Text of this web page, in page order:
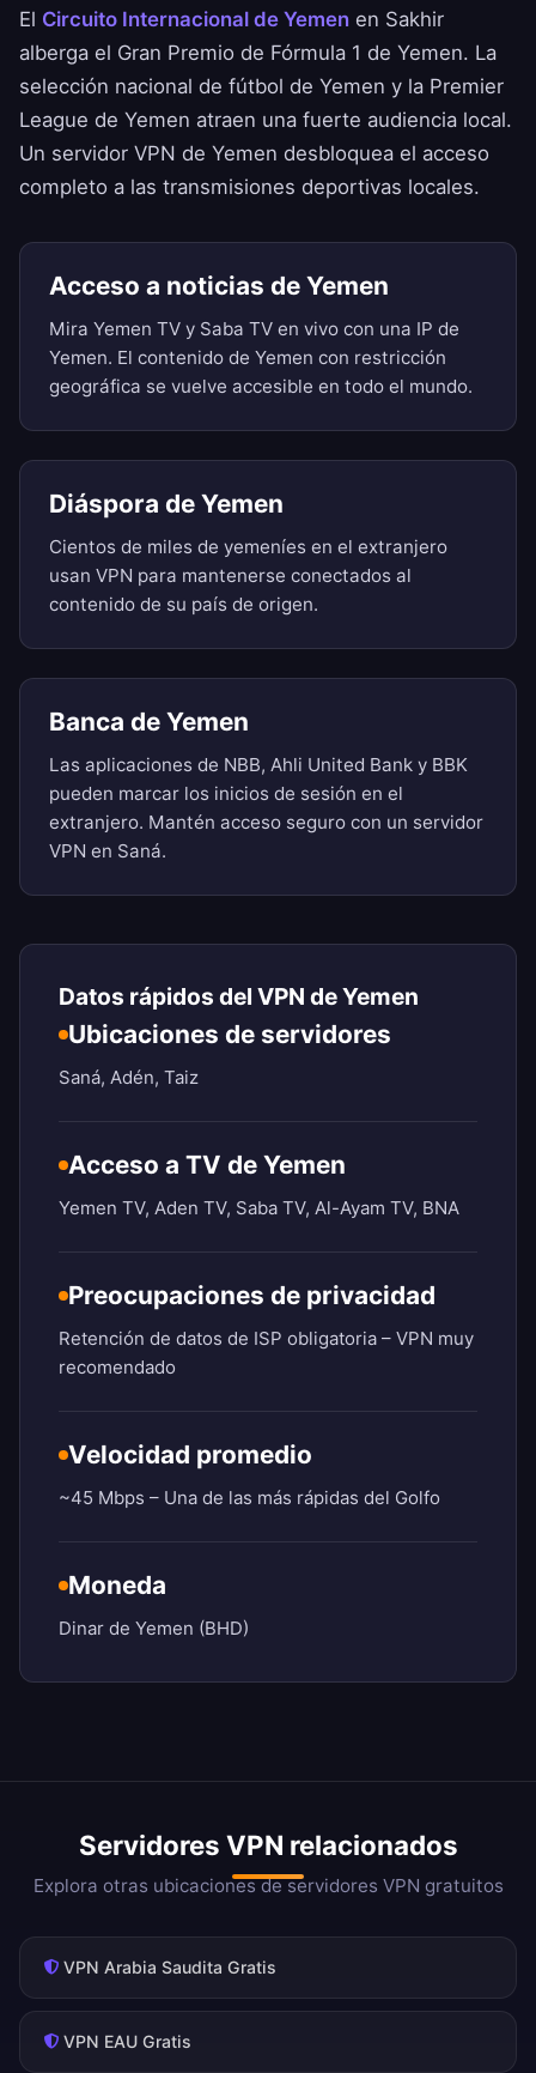
El Circuito Internacional de Yemen en Sakhir
alberga el Gran Premio de Fórmula 1 de Yemen. La
selección nacional de fútbol de Yemen y la Premier
League de Yemen atraen una fuerte audiencia local.
Un servidor VPN de Yemen desbloquea el acceso
completo a las transmisiones deportivas locales.
Acceso a noticias de Yemen
Mira Yemen TV y Saba TV en vivo con una IP de
Yemen. El contenido de Yemen con restricción
geográfica se vuelve accesible en todo el mundo.
Diáspora de Yemen
Cientos de miles de yemeníes en el extranjero
usan VPN para mantenerse conectados al
contenido de su país de origen.
Banca de Yemen
Las aplicaciones de NBB, Ahli United Bank y BBK
pueden marcar los inicios de sesión en el
extranjero. Mantén acceso seguro con un servidor
VPN en Saná.
Datos rápidos del VPN de Yemen
Ubicaciones de servidores
Saná, Adén, Taiz
Acceso a TV de Yemen
Yemen TV, Aden TV, Saba TV, Al-Ayam TV, BNA
Preocupaciones de privacidad
Retención de datos de ISP obligatoria – VPN muy
recomendado
Velocidad promedio
~45 Mbps – Una de las más rápidas del Golfo
Moneda
Dinar de Yemen (BHD)
Servidores VPN relacionados
Explora otras ubicaciones de servidores VPN gratuitos
VPN Arabia Saudita Gratis
VPN EAU Gratis